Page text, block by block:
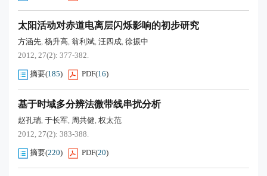
太阳活动对赤道电离层闪烁影响的初步研究
方涵先, 杨升高, 翁利斌, 汪四成, 徐振中
2012, 27(2): 377-382.
摘要(185) PDF(16)
基于时域多分辨法微带线串扰分析
赵孔瑞, 于长军, 周共健, 权太范
2012, 27(2): 383-388.
摘要(220) PDF(20)